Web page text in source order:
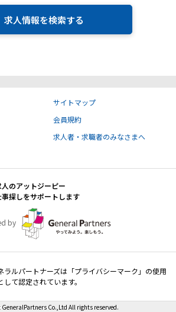
求人情報を検索する
サイトマップ
会員規約
求人者・求職者のみなさまへ
のアットジーピー
探しをサポートします
by
ラルパートナーズは「プライバシーマーク」の使用
て認定されています。
Co.,Ltd All rights reserved.
門の就職エージェントサービス
・スカウトサービス
移行支援サービス
問
はこちら
メニューを閉じる